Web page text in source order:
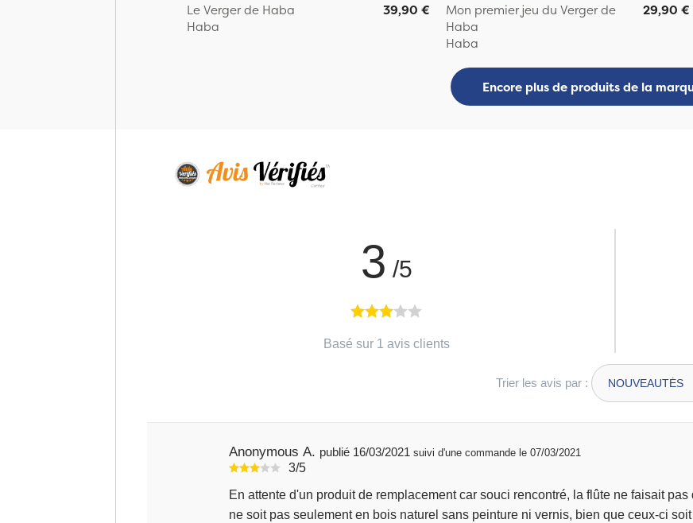
Le Verger de Haba
Haba
39,90 €
Mon premier jeu du Verger de
Haba
Haba
29,90 €
Encore plus de produits de la
3 /5
Basé sur 1 avis clients
Trier les avis par :
Anonymous A. publié 16/03/2021suivi d'une commande le 07/03/2021
3/5
En attente d'un produit de remplacement car souci rencontré, la flûte ne faisait
ne soit pas seulement en bois naturel sans peinture ni vernis, bien que ceux-ci